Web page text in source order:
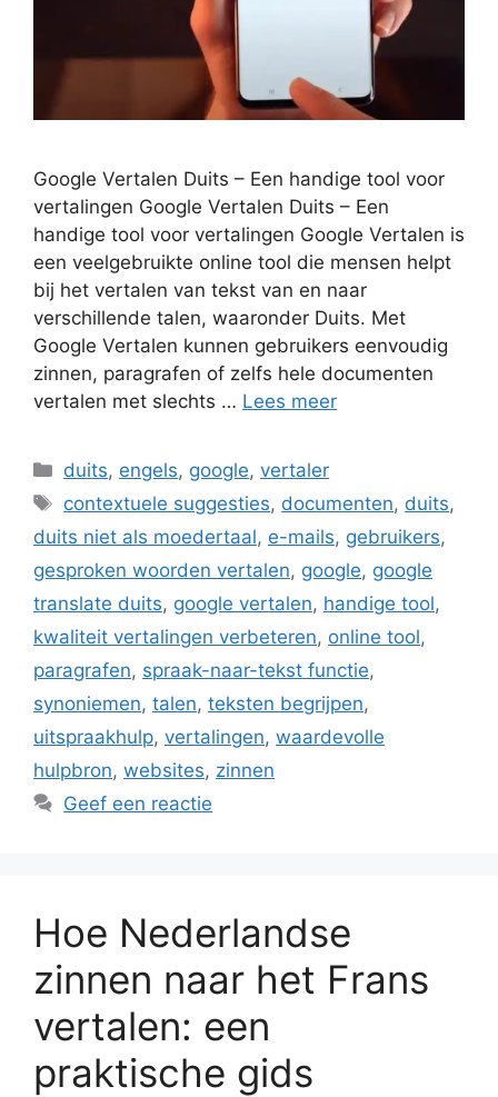
Google Vertalen Duits – Een handige tool voor
vertalingen Google Vertalen Duits – Een
handige tool voor vertalingen Google Vertalen is
een veelgebruikte online tool die mensen helpt
bij het vertalen van tekst van en naar
verschillende talen, waaronder Duits. Met
Google Vertalen kunnen gebruikers eenvoudig
zinnen, paragrafen of zelfs hele documenten
vertalen met slechts … Lees meer
Categorieën
duits, engels, google,vertaler
Tags
contextuele suggesties, documenten, duits,
duits niet als moedertaal, e-mails, gebruikers,
gesproken woorden vertalen, google, google
translate duits, google vertalen, handige tool,
kwaliteit vertalingen verbeteren, online tool,
paragrafen, spraak-naar-tekst functie,
synoniemen, talen, teksten begrijpen,
uitspraakhulp, vertalingen, waardevolle
hulpbron, websites, zinnen
Geef een reactie
Hoe Nederlandse
zinnen naar het Frans
vertalen: een
praktische gids